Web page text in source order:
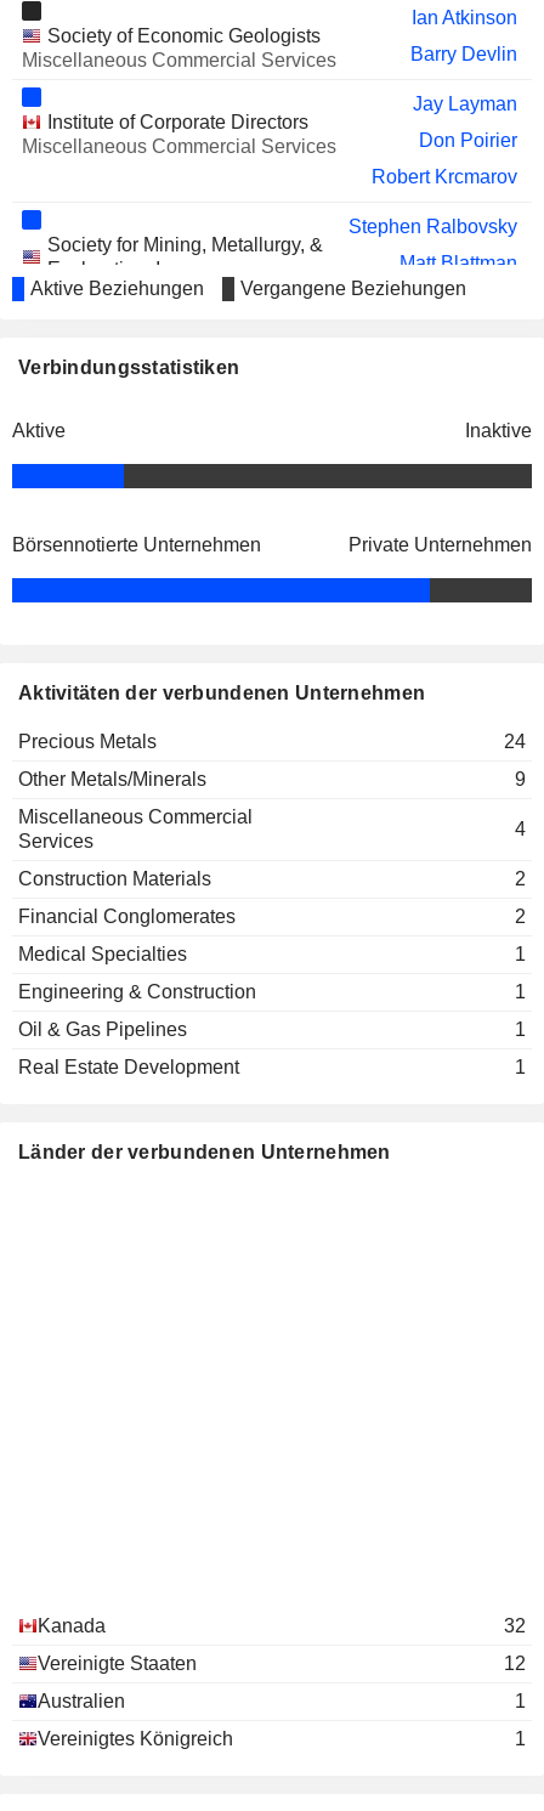
Robert Quinn
HANSCO CAPITAL CORP.
Robert Quinn
Robert Russell
I-80 GOLD CORP.
CORP.
RED CANYON RESOURCES
LTD.
Lauren Roberts
MERCADO MINERALS LTD.
CORP.
Society of Economic Geologists
Miscellaneous Commercial Services
Ian Atkinson
Barry Devlin
Institute of Corporate Directors
Miscellaneous Commercial Services
Jay Layman
Don Poirier
Robert Krcmarov
Society for Mining, Metallurgy, &
Exploration, Inc.
Miscellaneous Commercial
Stephen Ralbovsky
Matt Blattman
Hecla Ltd.
Anvita Mishra Patil
Dean W. A. McDonald
Michael Clary
Precious Metals
Mike Westerlund
Robert Brown
Aktive Beziehungen Vergangene Beziehungen
Verbindungsstatistiken
Aktive Inaktive
Börsennotierte Unternehmen Private Unternehmen
Aktivitäten der verbundenen Unternehmen
Precious Metals
24
Other Metals/Minerals
9
Miscellaneous Commercial
Services
4
Construction Materials
2
Financial Conglomerates
2
Medical Specialties
1
Engineering & Construction
1
Oil & Gas Pipelines
1
Real Estate Development
1
Länder der verbundenen Unternehmen
Kanada
32
Vereinigte Staaten
12
Australien
1
Vereinigtes Königreich
1